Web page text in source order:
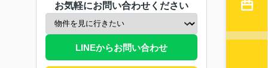
お気軽にお問い合わせください
LINEからお問い合わせ